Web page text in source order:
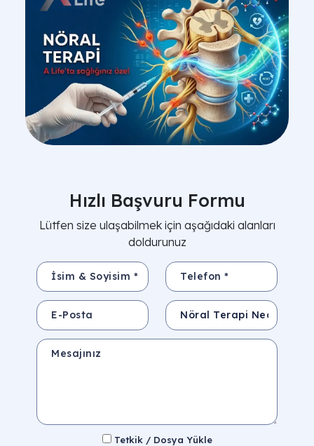
Hızlı Başvuru Formu
Lütfen size ulaşabilmek için aşağıdaki alanları
doldurunuz
İsim & Soyisim * Telefon *
E-Posta Konu
Mesajınız
Tetkik / Dosya Yükle